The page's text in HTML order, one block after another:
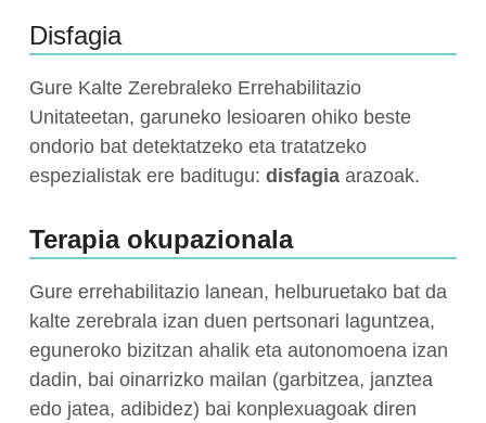
Disfagia
Gure Kalte Zerebraleko Errehabilitazio
Unitateetan, garuneko lesioaren ohiko beste
ondorio bat detektatzeko eta tratatzeko
espezialistak ere baditugu: disfagiaarazoak.
Terapia okupazionala
Gure errehabilitazio lanean, helburuetako bat da
kalte zerebrala izan duen pertsonari laguntzea,
eguneroko bizitzan ahalik eta autonomoena izan
dadin, bai oinarrizko mailan (garbitzea, janztea
edo jatea, adibidez) bai konplexuagoak diren